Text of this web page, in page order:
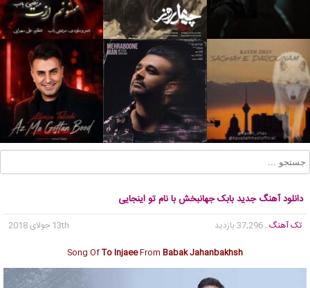
دانلود آهنگ جدید بابک جهانبخش با نام تو اینجایی
تک آهنگ , 37,296 بازدید
13th جولای 2018
Song OfTo InjaeeFrom Babak Jahanbakhsh